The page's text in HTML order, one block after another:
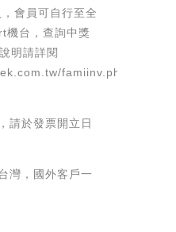
會員可自行至全
機台，查詢中獎
明請詳閱
famiinv.php
請於發票開立日
灣，國外客戶一